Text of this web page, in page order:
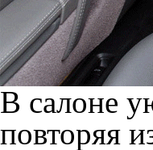
В салоне
повторяя